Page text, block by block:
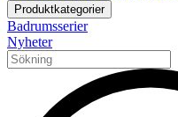
Produktkategorier
Badrumsserier
Nyheter